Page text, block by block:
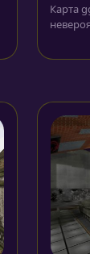
Карта